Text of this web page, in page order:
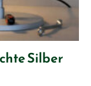
Silber